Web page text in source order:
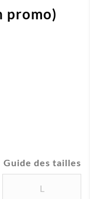
promo)
Guide des tailles
L